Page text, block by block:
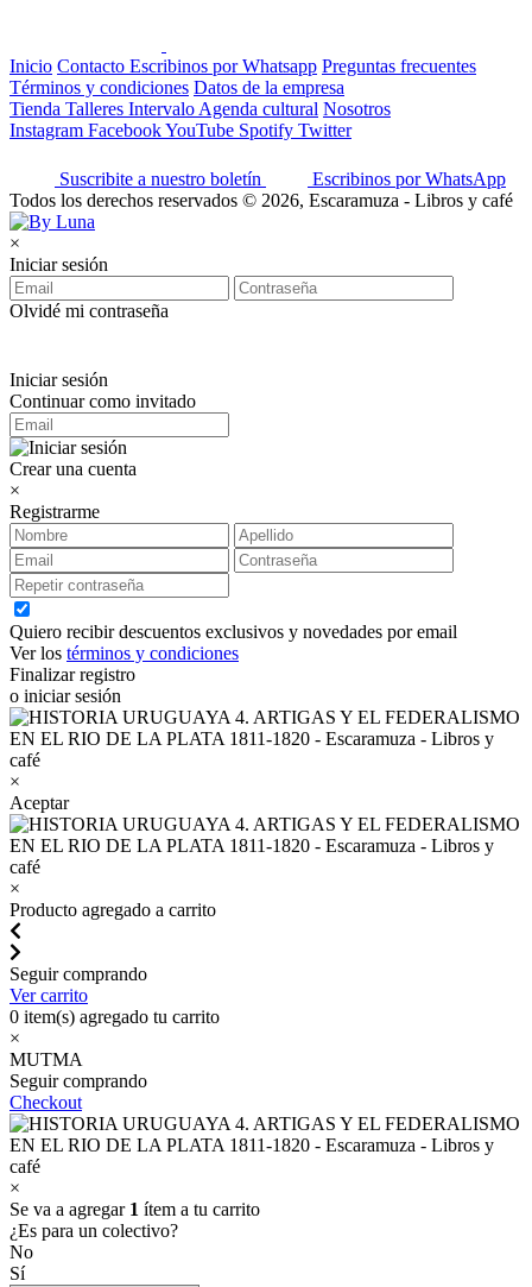
Inicio Contacto Escribinos por Whatsapp Preguntas frecuentes
Términos y condiciones Datos de la empresa
Tienda Talleres Intervalo Agenda cultural Nosotros
Instagram FacebookYouTube Spotify Twitter
Suscribite a nuestro boletín
Escribinos por WhatsApp
Todos los derechos reservados © 2026, Escaramuza - Libros y café
×
Iniciar sesión
Olvidé mi contraseña
Iniciar sesión
Continuar como invitado
Crear una cuenta
×
Registrarme
Quiero recibir descuentos exclusivos y novedades por email
Ver los términos y condiciones
Finalizar registro
o iniciar sesión
×
Aceptar
×
Producto agregado a carrito
Seguir comprando
Ver carrito
0 item(s) agregado tu carrito
×
MUTMA
Seguir comprando
Checkout
×
Se va a agregar 1 ítem a tu carrito
¿Es para un colectivo?
No
Sí